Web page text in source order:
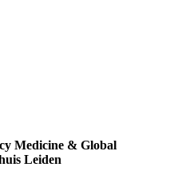
Medicine & Global
Leiden